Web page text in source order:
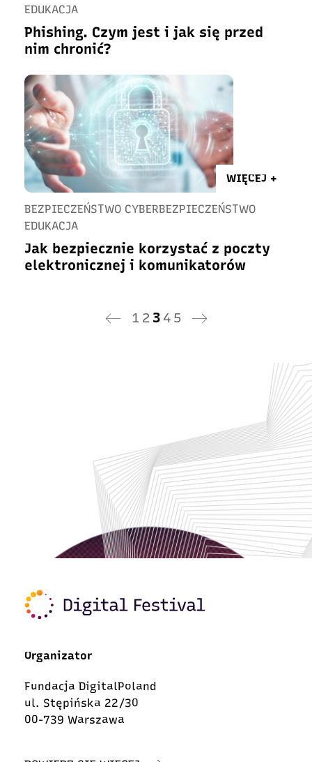
EDUKACJA
Phishing. Czym jest i jak się przed
nim chronić?
WIĘCEJ +
BEZPIECZEŃSTWO CYBERBEZPIECZEŃSTWO
EDUKACJA
Jak bezpiecznie korzystać z poczty
elektronicznej i komunikatorów
1 2 3 4 5
Organizator
Fundacja DigitalPoland
ul. Stępińska 22/30
00-739 Warszawa